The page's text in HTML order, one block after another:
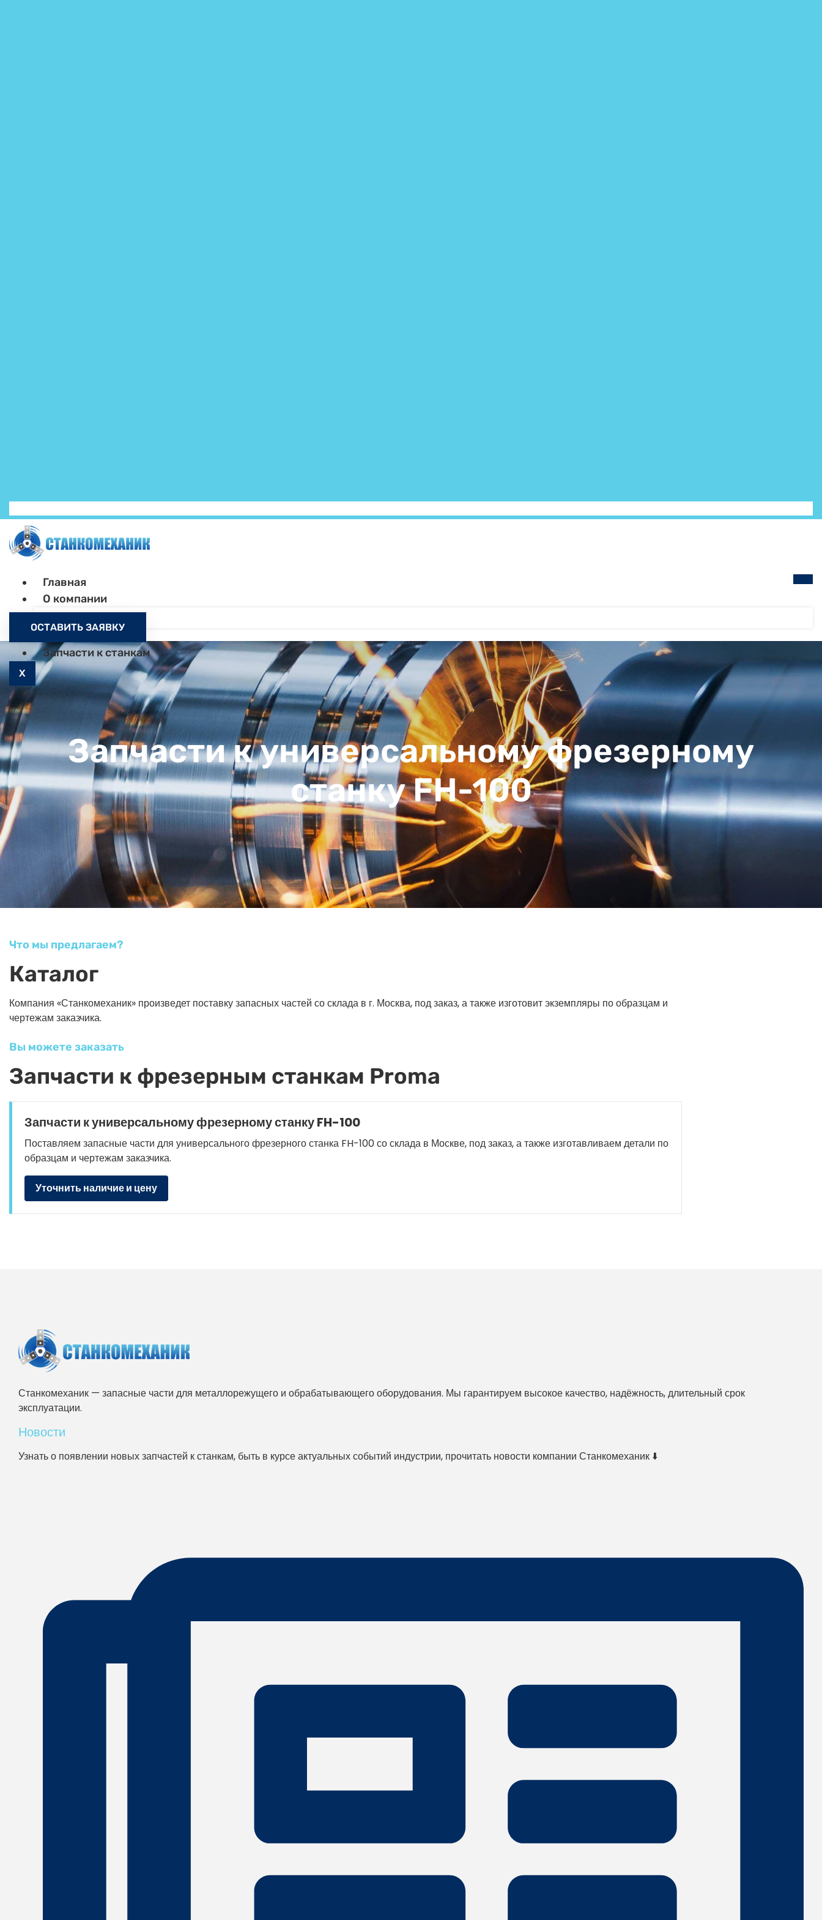
Главная
О компании
Запчасти к станкам
X
ОСТАВИТЬ ЗАЯВКУ
Запчасти к универсальному фрезерному
станку FH-100
Что мы предлагаем?
Каталог
Компания «Станкомеханик» произведет поставку запасных частей со склада в г. Москва, под заказ, а также изготовит экземпляры по образцам и
чертежам заказчика.
Вы можете заказать
Запчасти к фрезерным станкам Proma
Запчасти к универсальному фрезерному станку FH-100
Поставляем запасные части для универсального фрезерного станка FH-100 со склада в Москве, под заказ, а также изготавливаем детали по
образцам и чертежам заказчика.
Уточнить наличие и цену
Станкомеханик — запасные части для металлорежущего и обрабатывающего оборудования. Мы гарантируем высокое качество, надёжность, длительный срок
эксплуатации.
Новости
Узнать о появлении новых запчастей к станкам, быть в курсе актуальных событий индустрии, прочитать новости компании Станкомеханик ⬇️